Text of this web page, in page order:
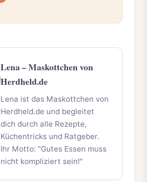
Lena – Maskottchen von
Herdheld.de
Lena ist das Maskottchen von
Herdheld.de und begleitet
dich durch alle Rezepte,
Küchentricks und Ratgeber.
Ihr Motto: "Gutes Essen muss
nicht kompliziert sein!"